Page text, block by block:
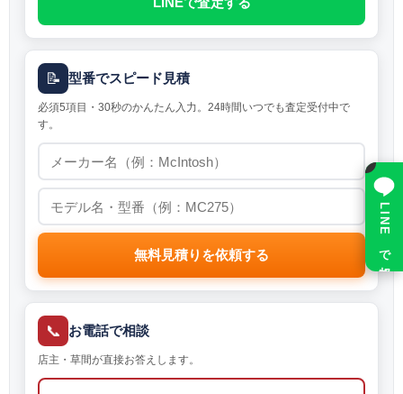
📝 型番でスピード見積
必須5項目・30秒のかんたん入力。24時間いつでも査定受付中で
す。
無料見積りを依頼する
📞 お電話で相談
店主・草間が直接お答えします。
LINE で相談
×